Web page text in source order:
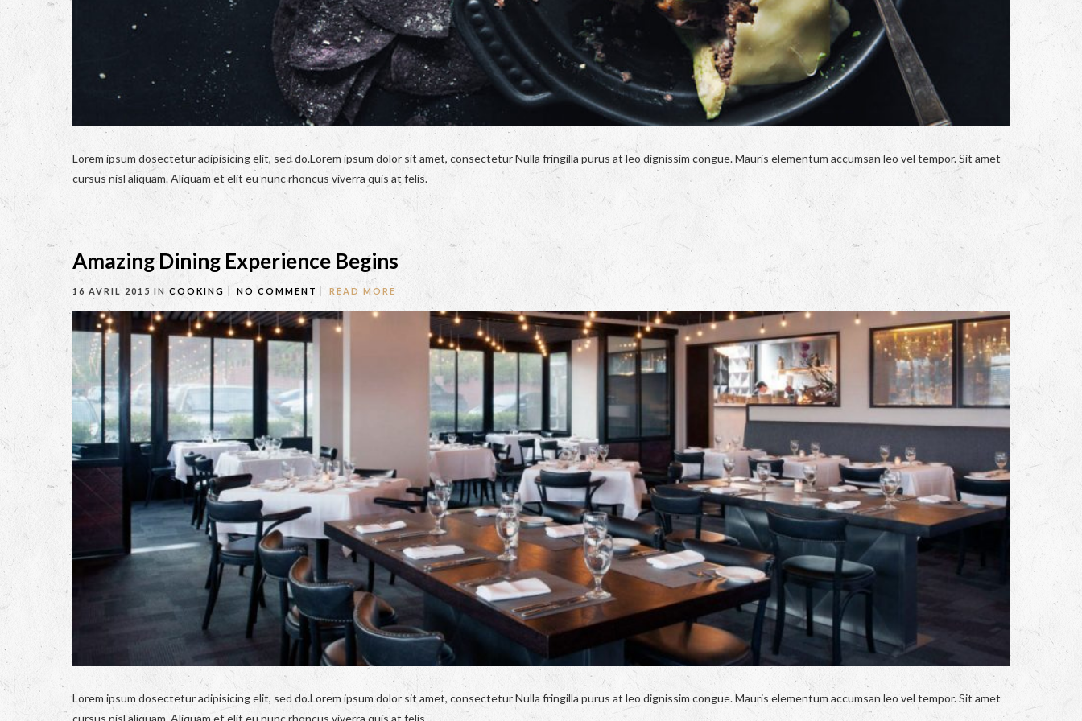
Lorem ipsum dosectetur adipisicing elit, sed do.Lorem ipsum dolor sit amet, consectetur Nulla fringilla purus at leo dignissim congue. Mauris elementum accumsan leo vel tempor. Sit amet
cursus nisl aliquam. Aliquam et elit eu nunc rhoncus viverra quis at felis.
Amazing Dining Experience Begins
16 AVRIL 2015 IN COOKING NO COMMENT READ MORE
Lorem ipsum dosectetur adipisicing elit, sed do.Lorem ipsum dolor sit amet, consectetur Nulla fringilla purus at leo dignissim congue. Mauris elementum accumsan leo vel tempor. Sit amet